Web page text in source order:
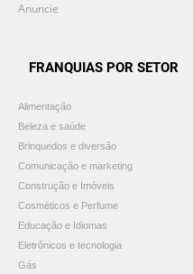
Anuncie
FRANQUIAS POR SETOR
Alimentação
Beleza e saúde
Brinquedos e diversão
Comunicação e marketing
Construção e Imóveis
Cosméticos e Perfume
Educação e Idiomas
Eletrônicos e tecnologia
Gás